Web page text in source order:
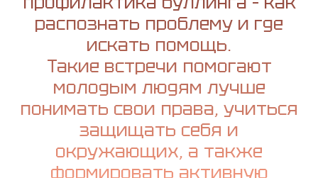
распознать проблему и где
искать помощь.
Такие встречи помогают
молодым людям лучше
понимать свои права, учиться
защищать себя и
окружающих, а также
формировать активную